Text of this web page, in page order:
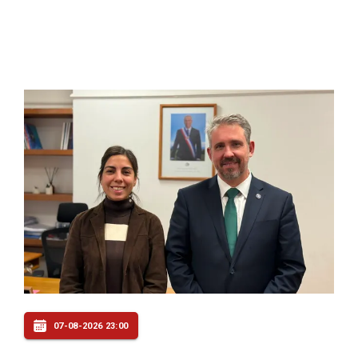
07-08-2026 23:00